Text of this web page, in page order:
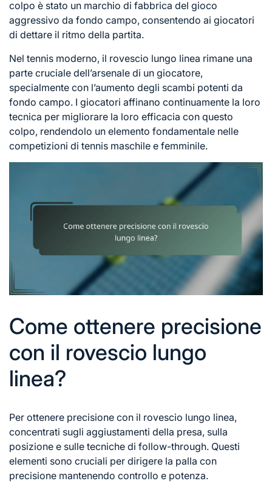
colpo è stato un marchio di fabbrica del gioco
aggressivo da fondo campo, consentendo ai giocatori
di dettare il ritmo della partita.
Nel tennis moderno, il rovescio lungo linea rimane una
parte cruciale dell’arsenale di un giocatore,
specialmente con l’aumento degli scambi potenti da
fondo campo. I giocatori affinano continuamente la loro
tecnica per migliorare la loro efficacia con questo
colpo, rendendolo un elemento fondamentale nelle
competizioni di tennis maschile e femminile.
Come ottenere precisione
con il rovescio lungo
linea?
Per ottenere precisione con il rovescio lungo linea,
concentrati sugli aggiustamenti della presa, sulla
posizione e sulle tecniche di follow-through. Questi
elementi sono cruciali per dirigere la palla con
precisione mantenendo controllo e potenza.